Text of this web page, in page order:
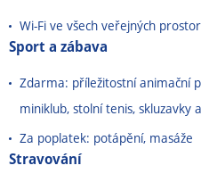
Wi-Fi ve všech veřejných
Sport a zábava
Zdarma: příležitostní animační
miniklub, stolní tenis, skluzavky
Za poplatek: potápění, masáže
Stravování